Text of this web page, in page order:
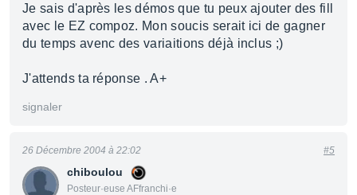
Je sais d'après les démos que tu peux ajouter des fill
avec le EZ compoz. Mon soucis serait ici de gagner
du temps avenc des variaitions déjà inclus ;)
J'attends ta réponse . A+
signaler
chiboulou
Posteur·euse AFfranchi·e
26 Décembre 2004 à 22:02 #5